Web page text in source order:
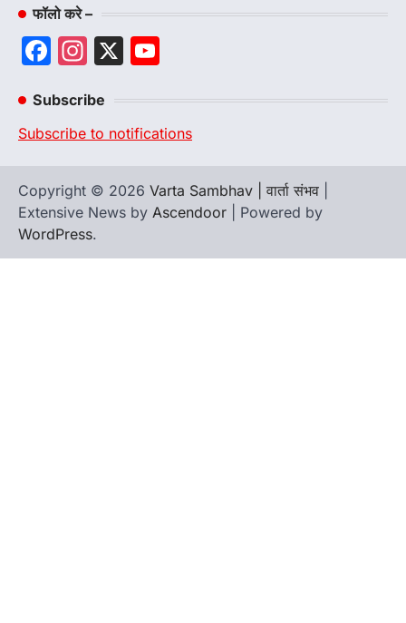
फॉलो करे –
Facebook
Instagram
X
Subscribe
Subscribe to notifications
Copyright © 2026 Varta Sambhav | वार्ता संभव
Extensive News by Ascendoor | Powered by
WordPress.